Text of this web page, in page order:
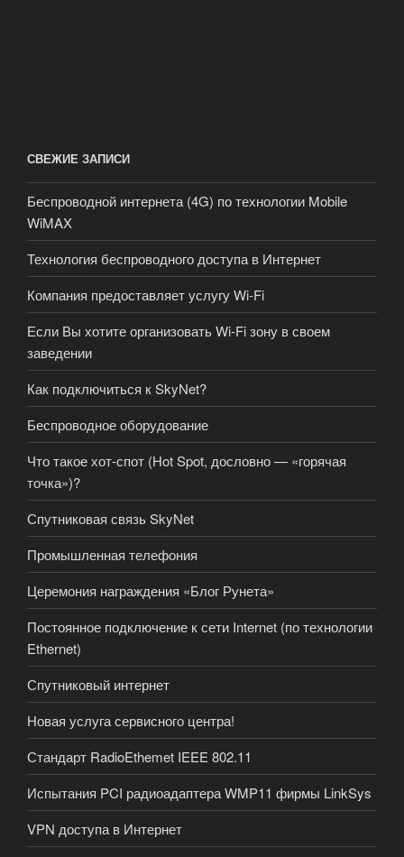
СВЕЖИЕ ЗАПИСИ
Беспроводной интернета (4G) по технологии Mobile
WiMAX
Технология беспроводного доступа в Интернет
Компания предоставляет услугу Wi-Fi
Если Вы хотите организовать Wi-Fi зону в своем
заведении
Как подключиться к SkyNet?
Беспроводное оборудование
Что такое хот-спот (Hot Spot, дословно — «горячая
точка»)?
Спутниковая связь SkyNet
Промышленная телефония
Церемония награждения «Блог Рунета»
Постоянное подключение к сети Internet (по технологии
Ethernet)
Спутниковый интернет
Новая услуга сервисного центра!
Стандарт RadioEthemet IEEE 802.11
Испытания PCI радиоадаптера WMP11 фирмы LinkSys
VPN доступа в Интернет